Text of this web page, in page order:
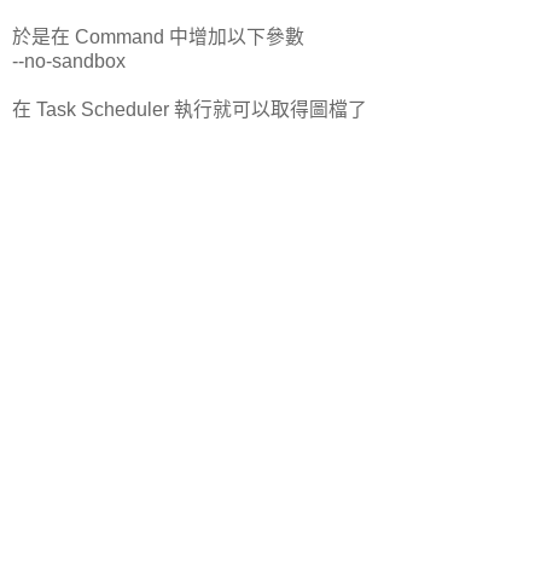
於是在 Command 中增加以下參數
--no-sandbox
在 Task Scheduler 執行就可以取得圖檔了